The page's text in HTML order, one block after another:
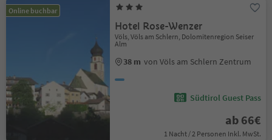
Online buchbar
Hotel Rose-Wenzer
Völs, Völs am Schlern, Dolomitenregion Seiser
Alm
38 m von Völs am Schlern Zentrum
Südtirol Guest Pass
ab 66€
1 Nacht / 2 Personen Inkl. MwSt.